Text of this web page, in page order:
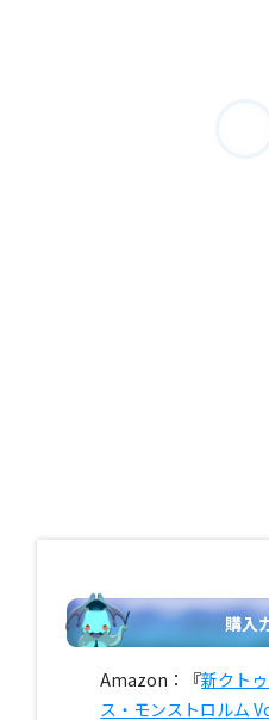
購入
Amazon：『新クト
ス・モンストロルム